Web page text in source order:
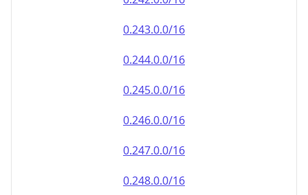
0.243.0.0/16
0.244.0.0/16
0.245.0.0/16
0.246.0.0/16
0.247.0.0/16
0.248.0.0/16